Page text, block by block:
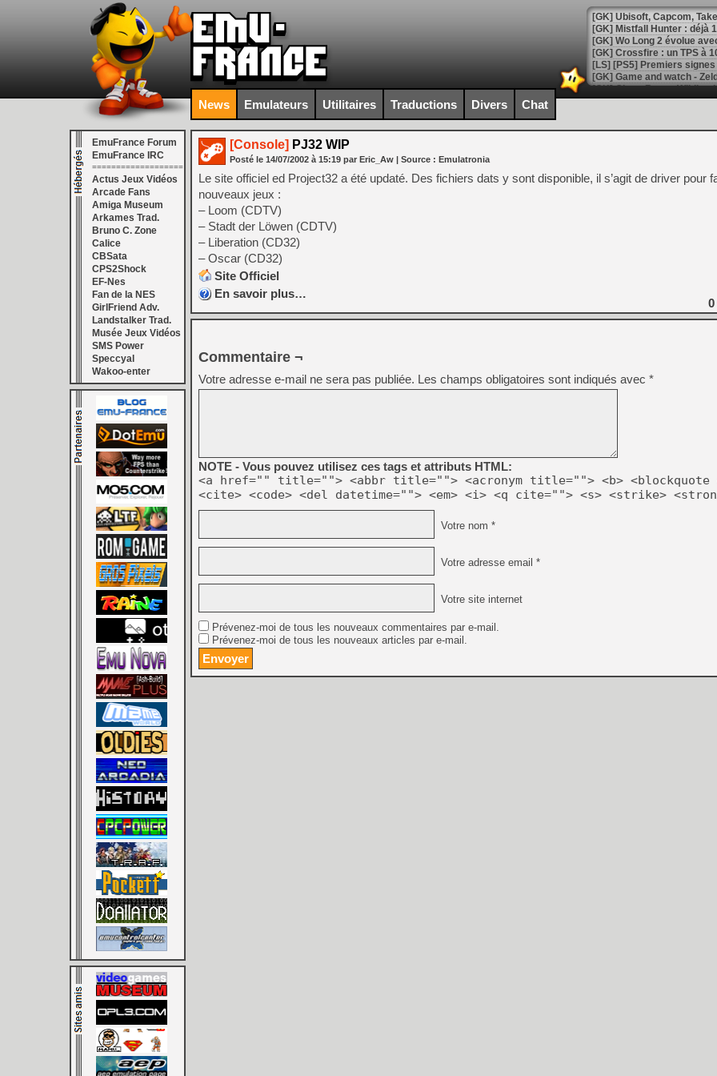
[GK] Mistfall Hunter : déjà
[GK] Wo Long 2 évolue
[GK] Crossfire : un TPS à
[LS] [PS5] Premiers
[Mo5] DOOM arrive en
[GK] Bethesda fête les 30
[GK] Roblox : l'action en
[GK] Agenda - GeForce
[LS] [PS5] ps5-y2jb-
[GK] Pourquoi Marvel
[GK] Test : Restory : Chill
[GK] GTA 6 : Rockstar
[GK] Hot Wheels Infinite
[GK] Mémoire cash -
[GK] Résultats Nintendo :
[GK] Déjà des
[Mo5] Brickboy cherche à
[GK] Minecraft et ses «
[GK] Beast of
[GK] Mémoire cash -
[GK] Dan Houser (GTA)
[GK] Comment EA Sports
[GK] Crimson Moon : un
[GK] Isle of Reveries : le
[GK] Moonlighter 2 : The
[GK] Capcom relance
[Mo5] Deux inédits du
News Emulateurs Utilitaires Traductions Divers Chat
EmuFrance Forum
EmuFrance IRC
===================
Actus Jeux Vidéos
Arcade Fans
Amiga Museum
Arkames Trad.
Bruno C. Zone
Calice
CBSata
CPS2Shock
EF-Nes
Fan de la NES
GirlFriend Adv.
Landstalker Trad.
Musée Jeux Vidéos
SMS Power
Speccyal
Wakoo-enter
[Console] PJ32 WIP
Posté le 14/07/2002 à 15:19 par Eric_Aw | Source : Emulatronia
Le site officiel ed Project32 a été updaté. Des fichiers dats y sont disponible, il s’agit de driver pour
nouveaux jeux :
– Loom (CDTV)
– Stadt der Löwen (CDTV)
– Liberation (CD32)
– Oscar (CD32)
Site Officiel
En savoir plus…
0
Commentaire ¬
Votre adresse e-mail ne sera pas publiée. Les champs obligatoires sont indiqués avec *
NOTE - Vous pouvez utilisez ces tags et attributs HTML:
<a href="" title=""> <abbr title=""> <acronym title=""> <b> <blockquote
<cite> <code> <del datetime=""> <em> <i> <q cite=""> <s> <strike>
Votre nom *
Votre adresse email *
Votre site internet
Prévenez-moi de tous les nouveaux commentaires par e-mail.
Prévenez-moi de tous les nouveaux articles par e-mail.